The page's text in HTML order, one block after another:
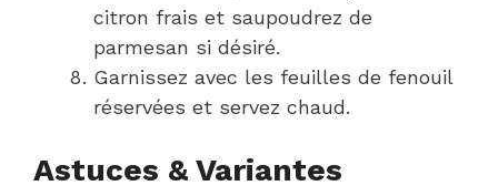
citron frais et saupoudrez de
parmesan si désiré.
Garnissez avec les feuilles de fenouil
réservées et servez chaud.
Astuces & Variantes